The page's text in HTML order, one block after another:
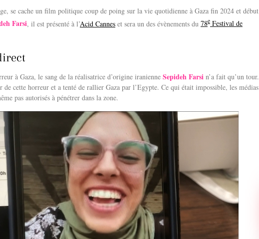
se cache un film politique coup de poing sur la vie quotidienne à Gaza fin 2024 et début
Farsi, il est présenté à l’Acid Cannes et sera un des évènements du 78e Festival de
à Gaza, le sang de la réalisatrice d’origine iranienne Sepideh Farsi n’a fait qu’un tour.
cette horreur et a tenté de rallier Gaza par l’Egypte. Ce qui était impossible, les médias
pas autorisés à pénétrer dans la zone.